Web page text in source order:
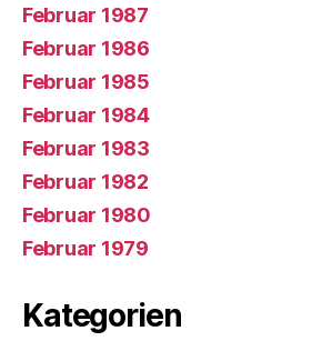
Februar 1987
Februar 1986
Februar 1985
Februar 1984
Februar 1983
Februar 1982
Februar 1980
Februar 1979
Kategorien